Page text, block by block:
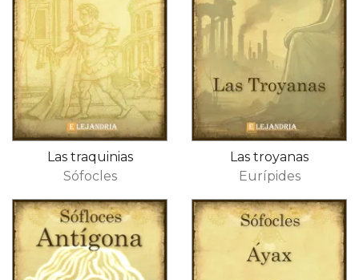
Las traquinias
Sófocles
Las troyanas
Eurípides